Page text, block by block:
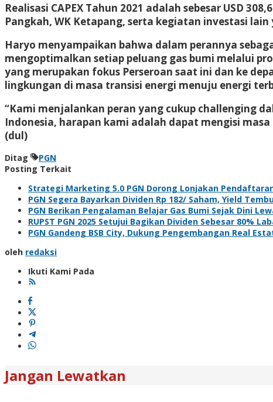
Realisasi CAPEX Tahun 2021 adalah sebesar USD
Pangkah, WK Ketapang, serta kegiatan investasi lain
Haryo menyampaikan bahwa dalam perannya
mengoptimalkan setiap peluang gas bumi melalui
yang merupakan fokus Perseroan saat ini dan ke
lingkungan di masa transisi energi menuju energi
“Kami menjalankan peran yang cukup challenging
Indonesia, harapan kami adalah dapat mengisi
(dul)
Ditag
PGN
Posting Terkait
Strategi Marketing 5.0 PGN Dorong Lonjakan
PGN Segera Bayarkan Dividen Rp 182/ Saham, Yield
PGN Berikan Pengalaman Belajar Gas Bumi Sejak Dini
RUPST PGN 2025 Setujui Bagikan Dividen Sebesar 80%
PGN Gandeng BSB City, Dukung Pengembangan Real
oleh redaksi
Ikuti Kami Pada
Jangan Lewatkan